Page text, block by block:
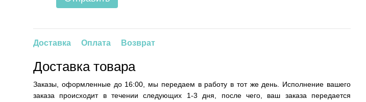
Доставка Оплата Возврат
Доставка товара
Заказы, оформленные до 16:00, мы передаем в работу в тот же день. Исполнение вашего
заказа происходит в течении следующих 1-3 дня, после чего, ваш заказа передается